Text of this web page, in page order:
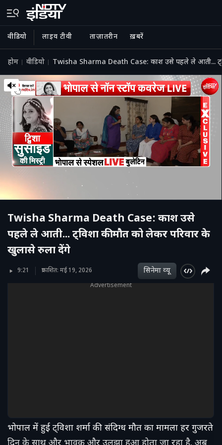
वीडियो लाइव टीवी ताज़ातरीन ख़बरें
होम वीडियो Twisha Sharma Death Case: काश उसे पहले ले आती...
Twisha Sharma Death Case: काश उसे
पहले ले आती... ट्विशा की मौत को लेकर परिवार के
खुलासे रुला देंगे
9:21 प्रकाशित: मई 19, 2026 सिनेमा व्‍यू
Advertisement
भोपाल में हुई ट्विशा शर्मा की संदिग्ध मौत का मामला हर गुजरते